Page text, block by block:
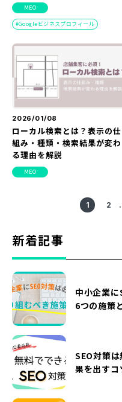
MEO
Googleビジネスプロフィール
2026/01/08
ローカル検索とは？表示の仕
組み・種類・検索結果が変わ
る理由を解説
MEO
1 2
新着記事
中小企業
6つの施策
SEO対策
果を出す